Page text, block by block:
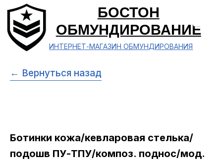
БОСТОН
ОБМУНДИРОВАНИЕ
ИНТЕРНЕТ-МАГАЗИН ОБМУНДИРОВАНИЯ
← Вернуться назад
Ботинки кожа/кевларовая стелька/
подошв ПУ-ТПУ/композ. поднос/мод.